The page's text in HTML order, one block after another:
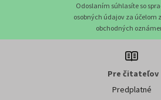
Odoslaním súhlasíte so
osobných údajov za účelom
obchodných
Pre čitateľov
Predplatné